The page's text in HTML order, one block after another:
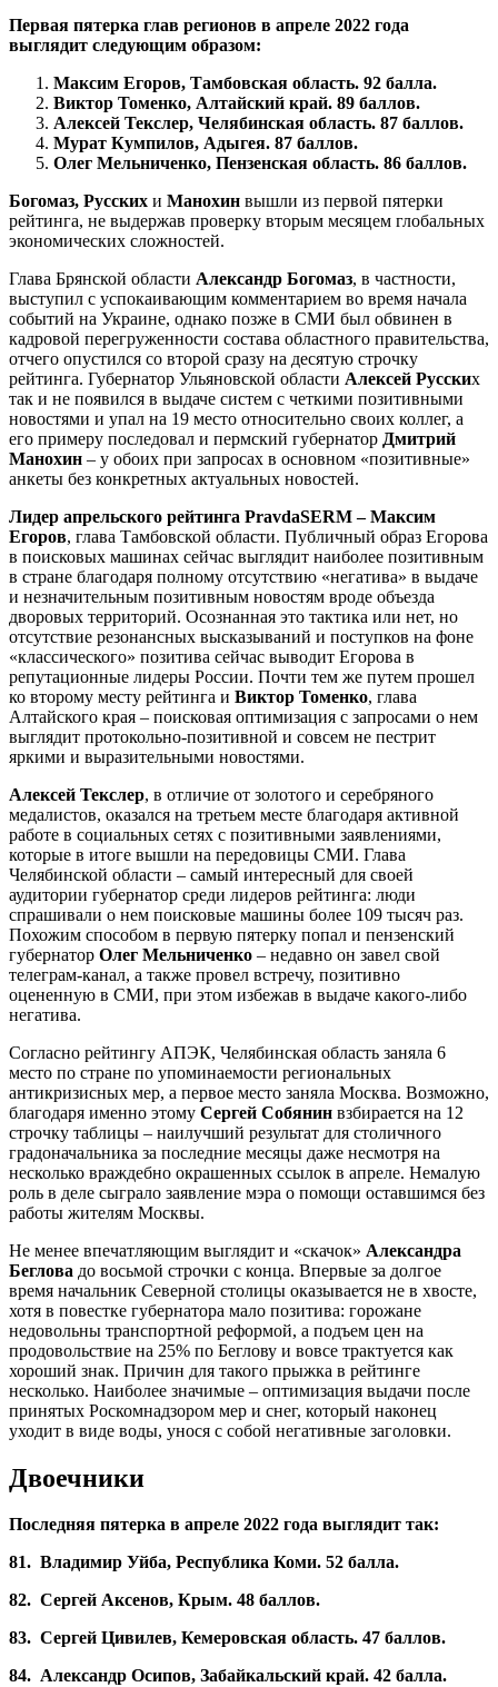
Первая пятерка глав регионов в апреле 2022 года
выглядит следующим образом:
Максим Егоров, Тамбовская область. 92 балла.
Виктор Томенко, Алтайский край. 89 баллов.
Алексей Текслер, Челябинская область. 87 баллов.
Мурат Кумпилов, Адыгея. 87 баллов.
Олег Мельниченко, Пензенская область. 86 баллов.
Богомаз, Русских и Манохин вышли из первой пятерки
рейтинга, не выдержав проверку вторым месяцем глобальных
экономических сложностей.
Глава Брянской области Александр Богомаз, в частности,
выступил с успокаивающим комментарием во время начала
событий на Украине, однако позже в СМИ был обвинен в
кадровой перегруженности состава областного правительства,
отчего опустился со второй сразу на десятую строчку
рейтинга. Губернатор Ульяновской области Алексей Русских
так и не появился в выдаче систем с четкими позитивными
новостями и упал на 19 место относительно своих коллег, а
его примеру последовал и пермский губернатор Дмитрий
Манохин – у обоих при запросах в основном «позитивные»
анкеты без конкретных актуальных новостей.
Лидер апрельского рейтинга PravdaSERM – Максим
Егоров, глава Тамбовской области. Публичный образ Егорова
в поисковых машинах сейчас выглядит наиболее позитивным
в стране благодаря полному отсутствию «негатива» в выдаче
и незначительным позитивным новостям вроде объезда
дворовых территорий. Осознанная это тактика или нет, но
отсутствие резонансных высказываний и поступков на фоне
«классического» позитива сейчас выводит Егорова в
репутационные лидеры России. Почти тем же путем прошел
ко второму месту рейтинга и Виктор Томенко, глава
Алтайского края – поисковая оптимизация с запросами о нем
выглядит протокольно-позитивной и совсем не пестрит
яркими и выразительными новостями.
Алексей Текслер, в отличие от золотого и серебряного
медалистов, оказался на третьем месте благодаря активной
работе в социальных сетях с позитивными заявлениями,
которые в итоге вышли на передовицы СМИ. Глава
Челябинской области – самый интересный для своей
аудитории губернатор среди лидеров рейтинга: люди
спрашивали о нем поисковые машины более 109 тысяч раз.
Похожим способом в первую пятерку попал и пензенский
губернатор Олег Мельниченко – недавно он завел свой
телеграм-канал, а также провел встречу, позитивно
оцененную в СМИ, при этом избежав в выдаче какого-либо
негатива.
Согласно рейтингу АПЭК, Челябинская область заняла 6
место по стране по упоминаемости региональных
антикризисных мер, а первое место заняла Москва. Возможно,
благодаря именно этому Сергей Собянин взбирается на 12
строчку таблицы – наилучший результат для столичного
градоначальника за последние месяцы даже несмотря на
несколько враждебно окрашенных ссылок в апреле. Немалую
роль в деле сыграло заявление мэра о помощи оставшимся без
работы жителям Москвы.
Не менее впечатляющим выглядит и «скачок» Александра
Беглова до восьмой строчки с конца. Впервые за долгое
время начальник Северной столицы оказывается не в хвосте,
хотя в повестке губернатора мало позитива: горожане
недовольны транспортной реформой, а подъем цен на
продовольствие на 25% по Беглову и вовсе трактуется как
хороший знак. Причин для такого прыжка в рейтинге
несколько. Наиболее значимые – оптимизация выдачи после
принятых Роскомнадзором мер и снег, который наконец
уходит в виде воды, унося с собой негативные заголовки.
Двоечники
Последняя пятерка в апреле 2022 года выглядит так:
81. Владимир Уйба, Республика Коми. 52 балла.
82. Сергей Аксенов, Крым. 48 баллов.
83. Сергей Цивилев, Кемеровская область. 47 баллов.
84. Александр Осипов, Забайкальский край. 42 балла.